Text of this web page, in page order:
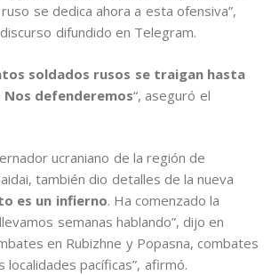
se dedica ahora a esta ofensiva”,
difundido en Telegram.
soldados rusos se traigan hasta
Nos defenderemos“, aseguró el
ucraniano de la región de
también dio detalles de la nueva
es un infierno. Ha comenzado la
semanas hablando”, dijo en
en Rubizhne y Popasna, combates
pacíficas”, afirmó.